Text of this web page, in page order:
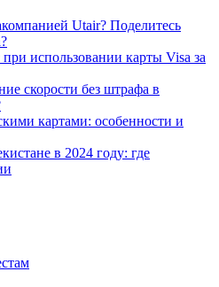
Utair? Поделитесь
использовании карты Visa за
скорости без штрафа в
картами: особенности и
в 2024 году: где